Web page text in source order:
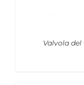
Valvola